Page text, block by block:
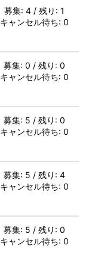
募集: 4 / 残り: 1
キャンセル待ち: 0
募集: 0 / 残り: 0
キャンセル待ち: 0
募集: 5 / 残り: 0
キャンセル待ち: 0
募集: 5 / 残り: 4
キャンセル待ち: 0
募集: 5 / 残り: 0
キャンセル待ち: 0